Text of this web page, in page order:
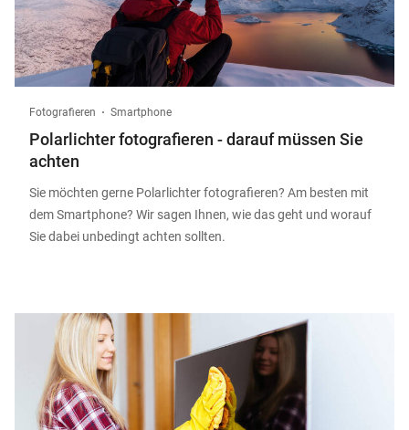
Fotografieren Smartphone
Polarlichter fotografieren - darauf müssen Sie
achten
Sie möchten gerne Polarlichter fotografieren? Am besten mit
dem Smartphone? Wir sagen Ihnen, wie das geht und worauf
Sie dabei unbedingt achten sollten.